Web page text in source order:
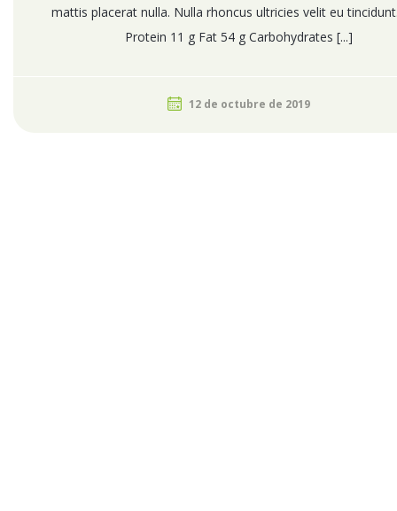
mattis placerat nulla. Nulla rhoncus ultricies velit eu
Protein 11 g Fat 54 g Carbohydrates [...]
12 de octubre de 2019